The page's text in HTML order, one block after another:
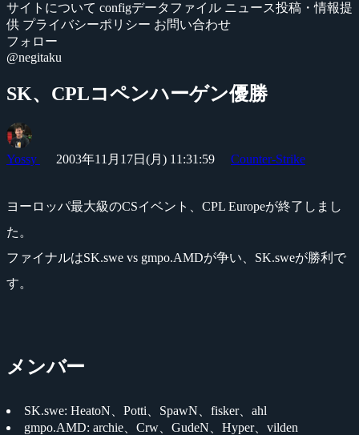
サイトについて configデータファイル ニュース投稿・情報提
供 プライバシーポリシー お問い合わせ
フォロー
@negitaku
SK、CPLコペンハーゲン優勝
Yossy 2003年11月17日(月) 11:31:59 Counter-Strike
ヨーロッパ最大級のCSイベント、CPL Europeが終了しまし
た。
ファイナルはSK.swe vs gmpo.AMDが争い、SK.sweが勝利で
す。
メンバー
SK.swe: HeatoN、Potti、SpawN、fisker、ahl
gmpo.AMD: archie、Crw、GudeN、Hyper、vilden